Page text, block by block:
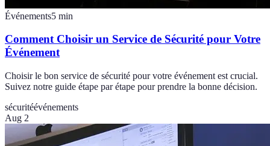
Événements5 min
Comment Choisir un Service de Sécurité pour Votre
Événement
Choisir le bon service de sécurité pour votre événement est crucial.
Suivez notre guide étape par étape pour prendre la bonne décision.
sécuritéévénements
Aug 2